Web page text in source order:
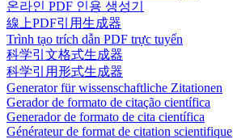
온라인 PDF 인용 생성기
線上PDF引用生成器
Trình tạo trích dẫn PDF trực tuyến
科学引文格式生成器
科学引用形式生成器
Generator für wissenschaftliche Zitationen
Gerador de formato de citação científica
Generador de formato de cita científica
Générateur de format de citation scientifique